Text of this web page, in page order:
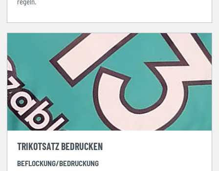
TRIKOTSATZ BEDRUCKEN
BEFLOCKUNG/BEDRUCKUNG